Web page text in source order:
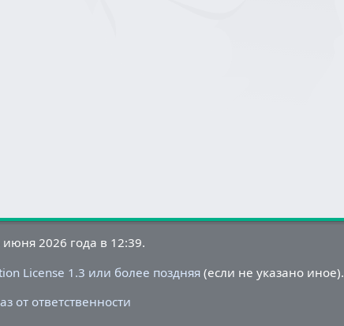
2026 года в 12:39.
License 1.3 или более поздняя (если не указано иное).
от ответственности